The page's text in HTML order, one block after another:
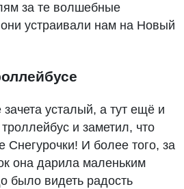
за те волшебные
устраивали нам на Новый
усталый, а тут ещё и
и заметил, что
Снегурочки! И более того, за
она дарила маленьким
было видеть радость